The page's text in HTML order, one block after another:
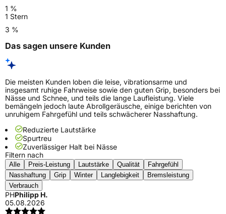
1 %
1 Stern
3 %
Das sagen unsere Kunden
Die meisten Kunden loben die leise, vibrationsarme und
insgesamt ruhige Fahrweise sowie den guten Grip, besonders bei
Nässe und Schnee, und teils die lange Laufleistung. Viele
bemängeln jedoch laute Abrollgeräusche, einige berichten von
unruhigem Fahrgefühl und teils schwächerer Nasshaftung.
Reduzierte Lautstärke
Spurtreu
Zuverlässiger Halt bei Nässe
Filtern nach
Alle Preis-Leistung Lautstärke Qualität
Fahrgefühl
Nasshaftung
Grip Winter Langlebigkeit
Bremsleistung
Verbrauch
PHPhilipp H.
05.08.2026